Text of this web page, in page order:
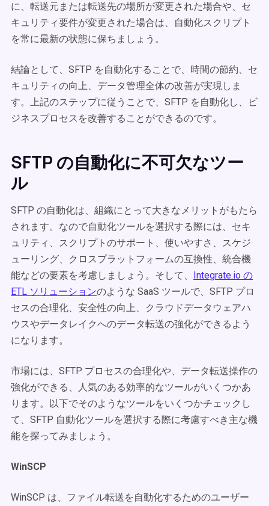
に、転送元または転送先の場所が変更された場合や、セ
キュリティ要件が変更された場合は、自動化スクリプト
を常に最新の状態に保ちましょう。
結論として、SFTP を自動化することで、時間の節約、セ
キュリティの向上、データ管理全体の改善が実現しま
す。上記のステップに従うことで、SFTP を自動化し、ビ
ジネスプロセスを改善することができるのです。
SFTP の自動化に不可欠なツー
ル
SFTP の自動化は、組織にとって大きなメリットがもたら
されます。なので自動化ツールを選択する際には、セキ
ュリティ、スクリプトのサポート、使いやすさ、スケジ
ューリング、クロスプラットフォームの互換性、統合機
能などの要素を考慮しましょう。そして、
Integrate.io の
ETL ソリューションのような SaaS ツールで、SFTP プロ
セスの合理化、安全性の向上、クラウドデータウェアハ
ウスやデータレイクへのデータ転送の強化ができるよう
になります。
市場には、SFTP プロセスの合理化や、データ転送操作の
強化ができる、人気のある効率的なツールがいくつかあ
ります。以下でそのようなツールをいくつかチェックし
て、SFTP 自動化ツールを選択する際に考慮すべき主な機
能を探ってみましょう。
WinSCP
WinSCP は、ファイル転送を自動化するためのユーザー